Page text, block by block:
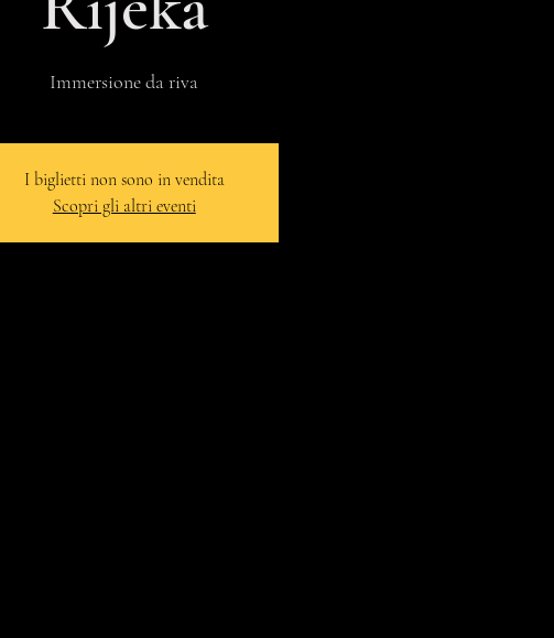
Immersione da riva
I biglietti non sono in vendita
Scopri gli altri eventi